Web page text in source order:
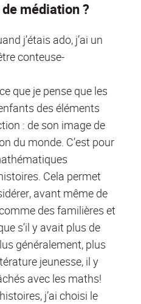
médiation ?
j’étais ado, j’ai un
conteuse-
que je pense que les
des éléments
: de son image de
du monde. C’est pour
Cela permet
avant même de
des familières et
s’il y avait plus de
généralement, plus
jeunesse, il y
avec les maths!
j’ai choisi le